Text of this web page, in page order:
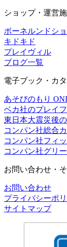
ショップ・運営
ボーネルンドシ
キドキド
プレイヴィル
ブログ一覧
電子ブック・カ
あそびのもり
ベカ社のプレイ
東日本大震災後
コンパン社総合
コンパン社フィ
コンパン社グリ
お問い合わせ・
お問い合わせ
プライバシーポ
サイトマップ